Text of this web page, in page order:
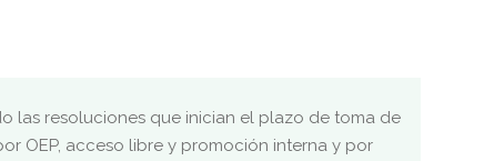
las resoluciones que inician el plazo de toma de
OEP, acceso libre y promoción interna y por